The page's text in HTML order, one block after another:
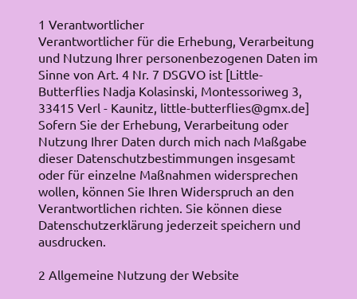
1 Verantwortlicher
Verantwortlicher für die Erhebung, Verarbeitung
und Nutzung Ihrer personenbezogenen Daten im
Sinne von Art. 4 Nr. 7 DSGVO ist [Little-
Butterflies Nadja Kolasinski, Montessoriweg 3,
33415 Verl - Kaunitz, little-butterflies@gmx.de]
Sofern Sie der Erhebung, Verarbeitung oder
Nutzung Ihrer Daten durch mich nach Maßgabe
dieser Datenschutzbestimmungen insgesamt
oder für einzelne Maßnahmen widersprechen
wollen, können Sie Ihren Widerspruch an den
Verantwortlichen richten. Sie können diese
Datenschutzerklärung jederzeit speichern und
ausdrucken.
2 Allgemeine Nutzung der Website